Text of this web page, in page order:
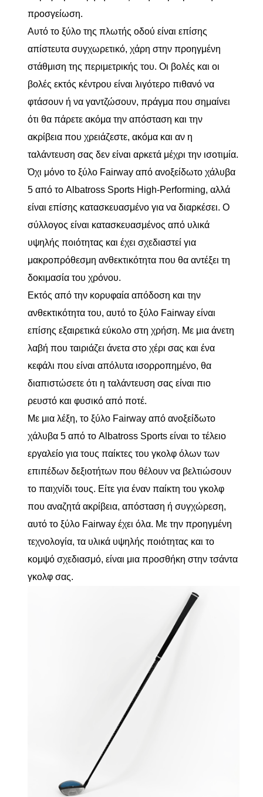
προσγείωση.
Αυτό το ξύλο της πλωτής οδού είναι επίσης
απίστευτα συγχωρετικό, χάρη στην προηγμένη
στάθμιση της περιμετρικής του. Οι βολές και οι
βολές εκτός κέντρου είναι λιγότερο πιθανό να
φτάσουν ή να γαντζώσουν, πράγμα που σημαίνει
ότι θα πάρετε ακόμα την απόσταση και την
ακρίβεια που χρειάζεστε, ακόμα και αν η
ταλάντευση σας δεν είναι αρκετά μέχρι την ισοτιμία.
Όχι μόνο το ξύλο Fairway από ανοξείδωτο χάλυβα
5 από το Albatross Sports High-Performing, αλλά
είναι επίσης κατασκευασμένο για να διαρκέσει. Ο
σύλλογος είναι κατασκευασμένος από υλικά
υψηλής ποιότητας και έχει σχεδιαστεί για
μακροπρόθεσμη ανθεκτικότητα που θα αντέξει τη
δοκιμασία του χρόνου.
Εκτός από την κορυφαία απόδοση και την
ανθεκτικότητα του, αυτό το ξύλο Fairway είναι
επίσης εξαιρετικά εύκολο στη χρήση. Με μια άνετη
λαβή που ταιριάζει άνετα στο χέρι σας και ένα
κεφάλι που είναι απόλυτα ισορροπημένο, θα
διαπιστώσετε ότι η ταλάντευση σας είναι πιο
ρευστό και φυσικό από ποτέ.
Με μια λέξη, το ξύλο Fairway από ανοξείδωτο
χάλυβα 5 από το Albatross Sports είναι το τέλειο
εργαλείο για τους παίκτες του γκολφ όλων των
επιπέδων δεξιοτήτων που θέλουν να βελτιώσουν
το παιχνίδι τους. Είτε για έναν παίκτη του γκολφ
που αναζητά ακρίβεια, απόσταση ή συγχώρεση,
αυτό το ξύλο Fairway έχει όλα. Με την προηγμένη
τεχνολογία, τα υλικά υψηλής ποιότητας και το
κομψό σχεδιασμό, είναι μια προσθήκη στην τσάντα
γκολφ σας.